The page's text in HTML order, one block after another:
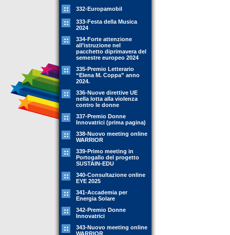
332-Europamobil
333-Festa della Musica
2024
334-Forte attenzione
all’istruzione nel
pacchetto diprimavera del
semestre europeo 2024
335-Premio Letterario
“Elena M. Coppa” anno
2024.
336-Nuove direttive UE
nella lotta alla violenza
contro le donne
337-Premio Donne
Innovatrici (prima pagina)
338-Nuovo meeting online
WARRIOR
339-Primo meeting in
Portogallo del progetto
SUSTAIN-EDU
340-Consultazione online
EYE 2025
341-Accademia per
Energia Solare
342-Premio Donne
Innovatrici
343-Nuovo meeting online
WARRIOR